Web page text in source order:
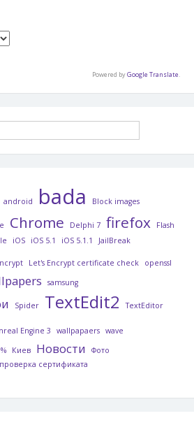
Powered byGoogle Translate.
android bada Block images
Chrome Delphi 7 firefox
Flash
iOS iOS 5.1 iOS 5.1.1 JailBreak
Let's Encrypt certificate check
openssl
samsung
Spider TextEdit2 TextEditor
Engine 3 wallpapaers wave
Киев Новости
Фото
проверка сертификата